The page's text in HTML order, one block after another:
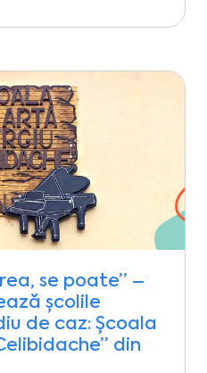
se poate” –
școlile
de caz: Școala
din